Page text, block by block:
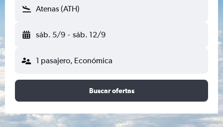
Atenas (ATH)
sáb. 5/9 - sáb. 12/9
1 pasajero, Económica
Buscar ofertas